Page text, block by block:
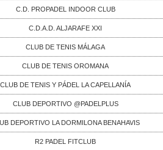
C.D. PROPADEL INDOOR CLUB
C.D.A.D. ALJARAFE XXI
CLUB DE TENIS MÁLAGA
CLUB DE TENIS OROMANA
CLUB DE TENIS Y PÁDEL LA CAPELLANÍA
CLUB DEPORTIVO @PADELPLUS
DEPORTIVO LA DORMILONA BENAHAVIS
R2 PADEL FITCLUB